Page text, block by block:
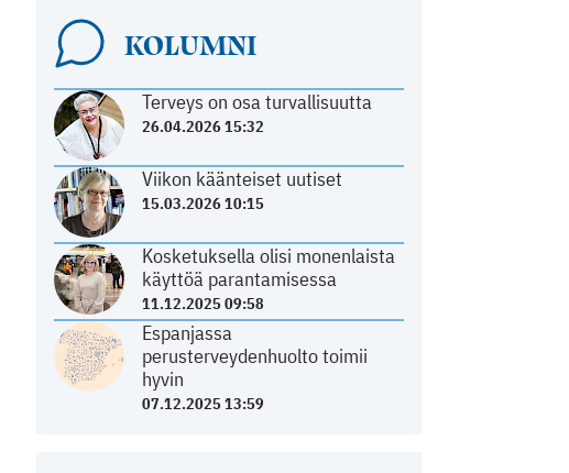
KOLUMNI
Terveys on osa turvallisuutta
26.04.2026 15:32
Viikon käänteiset uutiset
15.03.2026 10:15
Kosketuksella olisi monenlaista
käyttöä parantamisessa
11.12.2025 09:58
Espanjassa
perusterveydenhuolto toimii
hyvin
07.12.2025 13:59